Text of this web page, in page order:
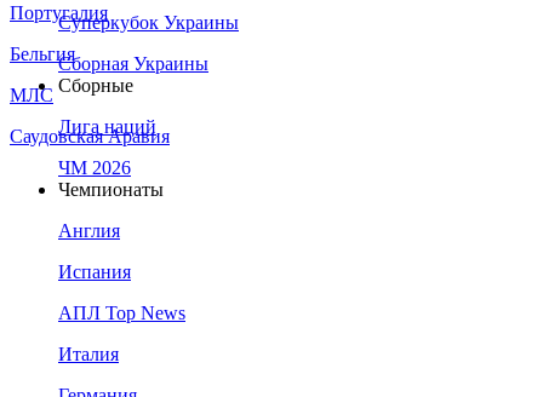
Португалия
Бельгия
МЛС
Саудовская Аравия
Суперкубок Украины
Сборная Украины
Сборные
Лига наций
ЧМ 2026
Чемпионаты
Англия
Испания
АПЛ Top News
Италия